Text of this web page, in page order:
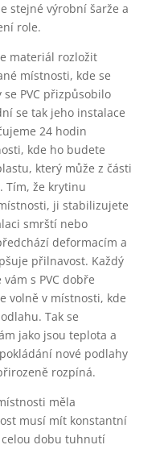
stejné výrobní šarže a
role.
materiál rozložit
místnosti, kde se
PVC přizpůsobilo
se tak jeho instalace
24 hodin
kde ho budete
který může z části
Tím, že krytinu
ji stabilizujete
smrští nebo
deformacím a
přilnavost. Každý
s PVC dobře
volně v místnosti, kde
Tak se
jako jsou teplota a
nové podlahy
rozpíná.
měla
musí mít konstantní
celou dobu tuhnutí